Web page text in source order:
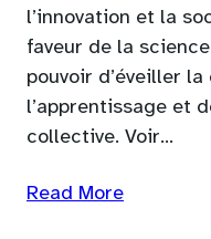
l’innovation et la
faveur de la
pouvoir d’éveiller
l’apprentissage et
collective. Voir…
Read More